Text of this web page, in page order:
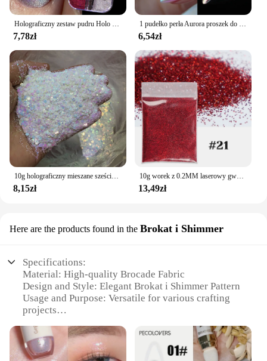
7,78zł 6,54zł
8,15zł
10g worek z 0.2MM laserowy gwóźdź z brokatem do paznokci z brokatem błyszczącym wypełnieniem do paznokci profesjonalne materiały akcesoria do paznokci
13,49zł
Here are the products found in the Brokat i Shimmer
Specifications:
Material: High-quality Brocade Fabric
Design and Style: Elegant Brokat i Shimmer Pattern
Usage and Purpose: Versatile for various crafting
projects
Performance and Property: Durable and Long-
lasting
Quantity: Available in Sets for Bulk Purchases